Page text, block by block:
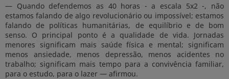
— Quando defendemos as 40 horas - a escala 5x2 -, não
estamos falando de algo revolucionário ou impossível; estamos
falando de políticas humanitárias, de equilíbrio e de bom
senso. O principal ponto é a qualidade de vida. Jornadas
menores significam mais saúde física e mental; significam
menos ansiedade, menos depressão, menos acidentes no
trabalho; significam mais tempo para a convivência familiar,
para o estudo, para o lazer — afirmou.